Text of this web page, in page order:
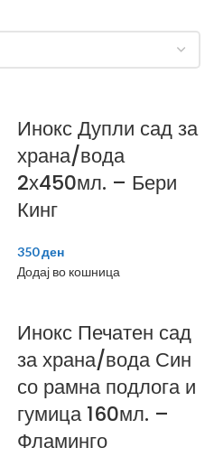
Инокс Дупли сад за
храна/вода
2х450мл. – Бери
Кинг
350ден
Додај во кошница
Инокс Печатен сад
за храна/вода Син
со рамна подлога и
гумица 160мл. –
Фламинго